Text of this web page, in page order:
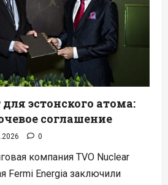
эстонского атома:
соглашение
0
компания TVO Nuclear
Fermi Energia заключили